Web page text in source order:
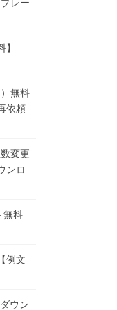
レー
無料
依頼
変更
ンロ
無料
例文
ウン